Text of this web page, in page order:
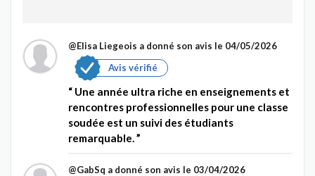
@Elisa Liegeois a donné son avis le 04/05/2026
Avis vérifié
Une année ultra riche en enseignements et
rencontres professionnelles pour une classe
soudée est un suivi des étudiants
remarquable.
@GabSq a donné son avis le 03/04/2026